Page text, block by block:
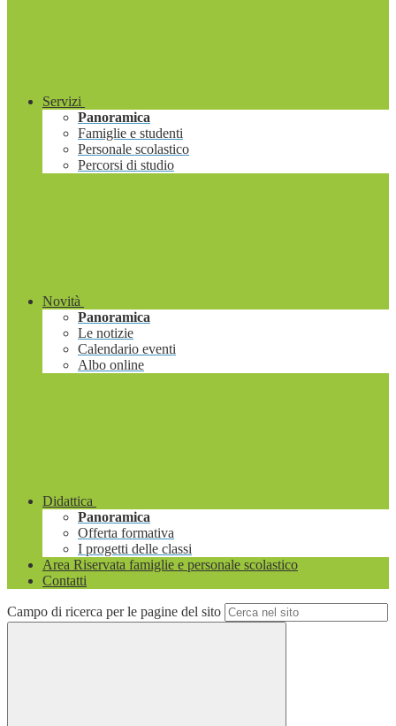
Servizi
Panoramica
Famiglie e studenti
Personale scolastico
Percorsi di studio
Novità
Panoramica
Le notizie
Calendario eventi
Albo online
Didattica
Panoramica
Offerta formativa
I progetti delle classi
Area Riservata famiglie e personale scolastico
Contatti
Campo di ricerca per le pagine del sito